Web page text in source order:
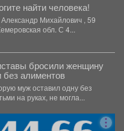
найти человека!
Михайлович , 59
лет, г. #Белово , #Кемеровская обл. С 4...
бросили женщину
алиментов
муж оставил одну без
на руках, не могла...